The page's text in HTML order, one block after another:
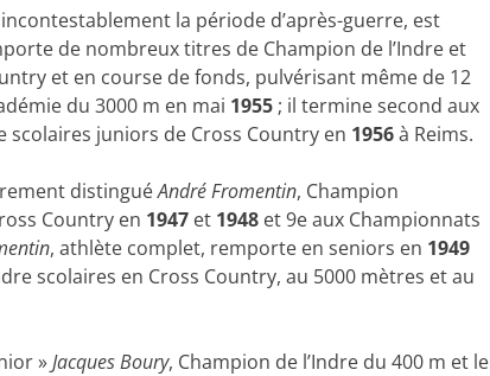
la période d’après-guerre, est
de nombreux titres de Champion de l’Indre et
et en course de fonds, pulvérisant même de 12
du 3000 m en mai 1955; il termine second aux
scolaires juniors de Cross Country en 1956à Reims.
distinguéAndré Fromentin, Champion
Country en 1947et 1948et 9e aux Championnats
, athlète complet, remporte en seniors en 1949
scolaires en Cross Country, au 5000 mètres et au
»Jacques Boury, Champion de l’Indre du 400 m et le